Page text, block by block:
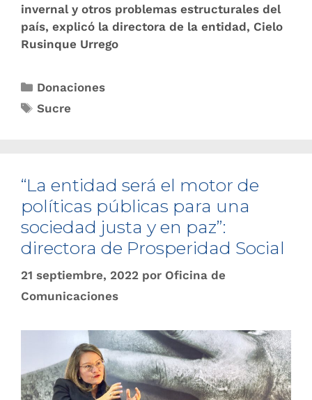
invernal y otros problemas estructurales del
país, explicó la directora de la entidad, Cielo
Rusinque Urrego
Donaciones
Sucre
“La entidad será el motor de
políticas públicas para una
sociedad justa y en paz”:
directora de Prosperidad Social
21 septiembre, 2022 por Oficina de
Comunicaciones